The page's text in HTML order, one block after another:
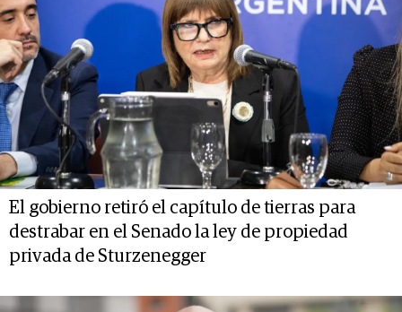
El gobierno retiró el capítulo de tierras para
destrabar en el Senado la ley de propiedad
privada de Sturzenegger